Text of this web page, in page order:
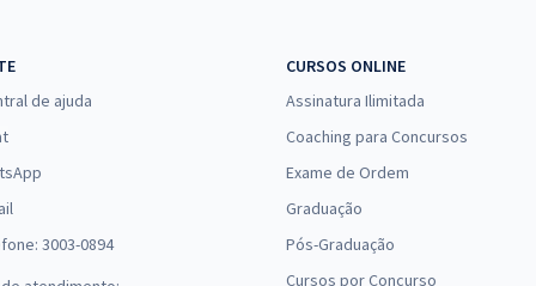
quem deseja se preparar e alcançar as melhores colocações.
conta as exigências da banca examinadora e, também, o edital
o nosso conteúdo atualizado e veja como é possível ficar
são desenvolvidos levando em conta as
questões de concursos
de ajuda
3003-0894
CURSOS ONLINE
Assinatura Ilimitada
Coaching para Concursos
Exame de Ordem
Graduação
Pós-Graduação
Cursos por Concurso